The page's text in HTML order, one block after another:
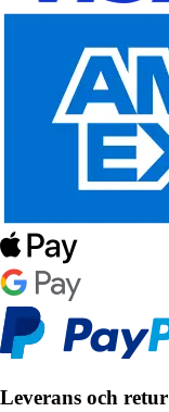
Leverans och retur